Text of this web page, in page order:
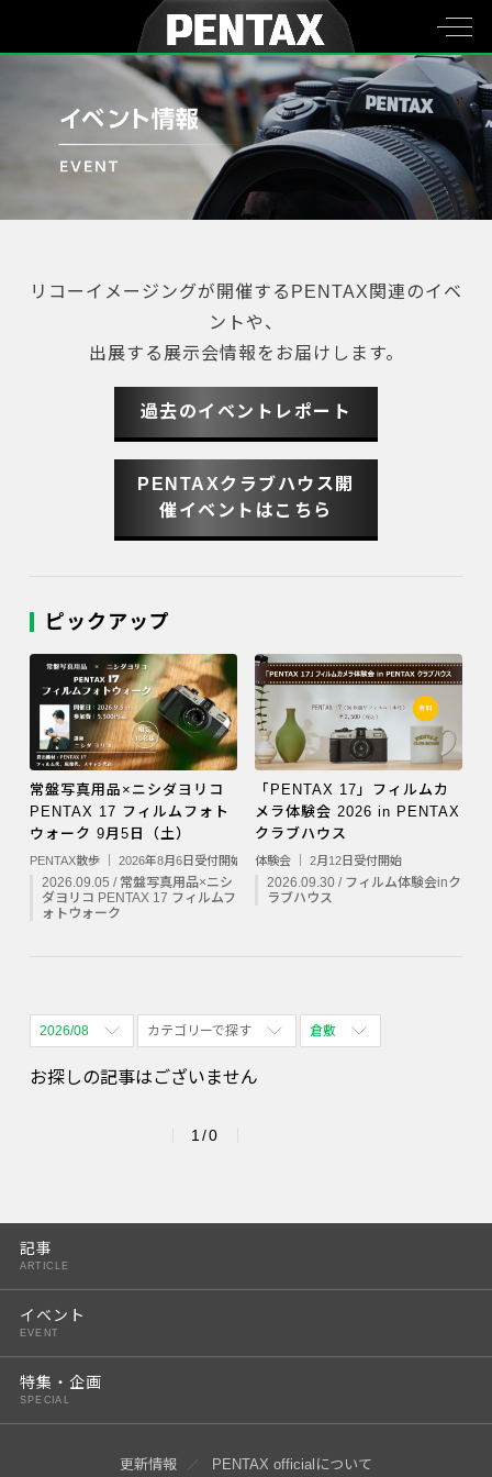
リコーイメージングが開催するPENTAX関連のイベ
ントや、
出展する展示会情報をお届けします。
過去のイベントレポート
PENTAXクラブハウス開
催イベントはこちら
ピックアップ
常盤写真用品×ニシダヨリコ
PENTAX 17 フィルムフォト
ウォーク 9月5日（土）
PENTAX散歩 ｜ 2026年8月6日受付開始
2026.09.05 / 常盤写真用品×ニシ
ダヨリコ PENTAX 17 フィルムフ
ォトウォーク
「PENTAX 17」フィルムカ
メラ体験会 2026 in PENTAX
クラブハウス
体験会 ｜ 2月12日受付開始
2026.09.30 / フィルム体験会inク
ラブハウス
2026/08
全期間
2026/11
2027/01
2027/03
カテゴリーで探す
全て表示
倉敷
お探しの記事はございません
1/0
記事
ARTICLE
イベント
EVENT
特集・企画
SPECIAL
更新情報 PENTAX officialについて